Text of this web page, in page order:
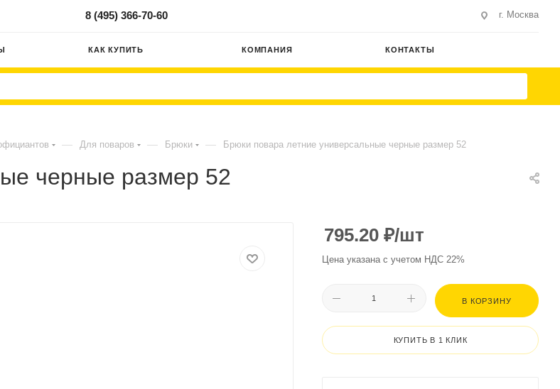
8 (495) 366-70-60 г. Москва
КАК КУПИТЬ КОМПАНИЯ КОНТАКТЫ
— Для поваров — Брюки — Брюки повара летние универсальные черные размер 52
черные размер 52
795.20 ₽/шт
Цена указана с учетом НДС 22%
В КОРЗИНУ
КУПИТЬ В 1 КЛИК